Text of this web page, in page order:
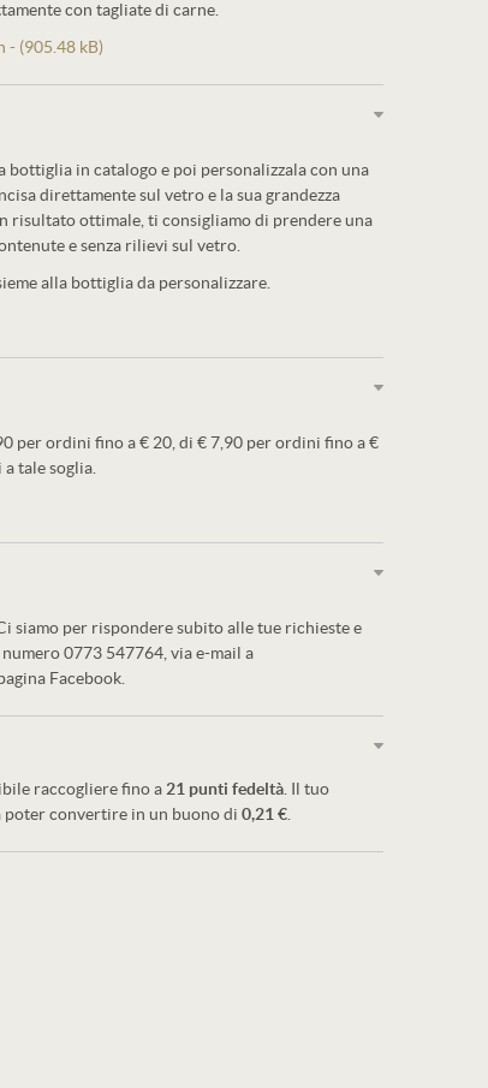
con tagliate di carne.
- (905.48 kB)
bottiglia in catalogo e poi personalizzala con una
direttamente sul vetro e la sua grandezza
risultato ottimale, ti consigliamo di prendere una
e senza rilievi sul vetro.
alla bottiglia da personalizzare.
per ordini fino a € 20, di € 7,90 per ordini fino a €
tale soglia.
siamo per rispondere subito alle tue richieste e
0773 547764, via e-mail a
Facebook.
raccogliere fino a 21 punti fedeltà . Il tuo
poter convertire in un buono di 0,21 €